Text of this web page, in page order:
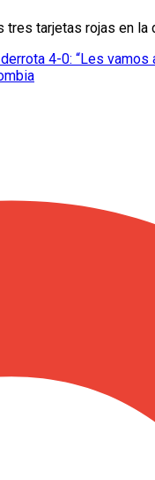
tarjetas rojas en
4-0: “Les vamos